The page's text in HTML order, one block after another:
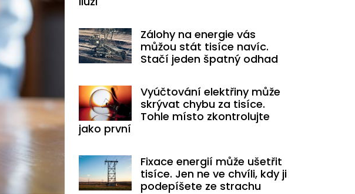
Zálohy na energie vás
můžou stát tisíce navíc.
Stačí jeden špatný odhad
Vyúčtování elektřiny může
skrývat chybu za tisíce.
Tohle místo zkontrolujte
jako první
Fixace energií může ušetřit
tisíce. Jen ne ve chvíli, kdy ji
podepíšete ze strachu